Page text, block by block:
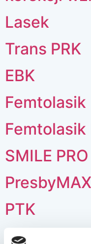
Lasek
Trans PRK
EBK
Femtolasik
Femtolasik
SMILE PRO
PresbyMAX
PTK
Kontrola I